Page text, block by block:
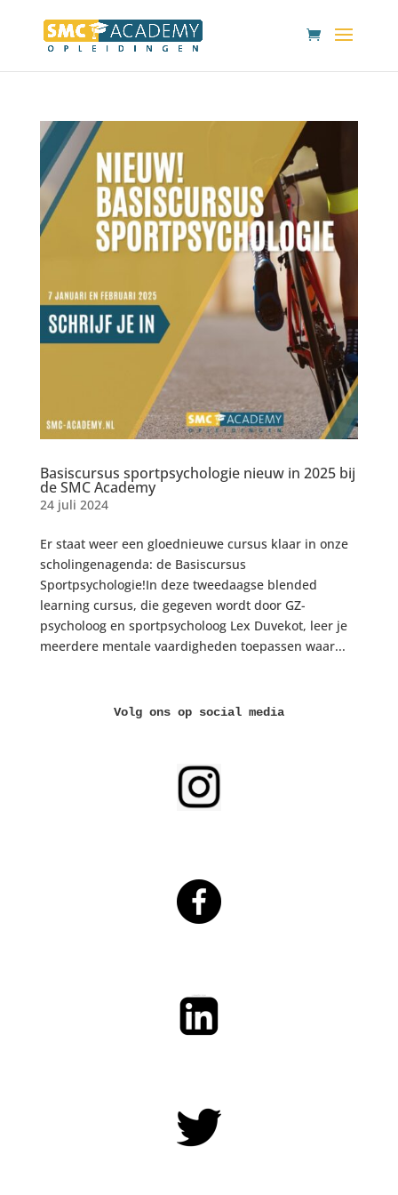
Basiscursus sportpsychologie nieuw in 2025 bij
de SMC Academy
24 juli 2024
Er staat weer een gloednieuwe cursus klaar in onze
scholingenagenda: de Basiscursus
Sportpsychologie!In deze tweedaagse blended
learning cursus, die gegeven wordt door GZ-
psycholoog en sportpsycholoog Lex Duvekot, leer je
meerdere mentale vaardigheden toepassen waar...
Volg ons op social media